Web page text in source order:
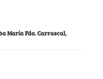
María Fda. Carrascal,